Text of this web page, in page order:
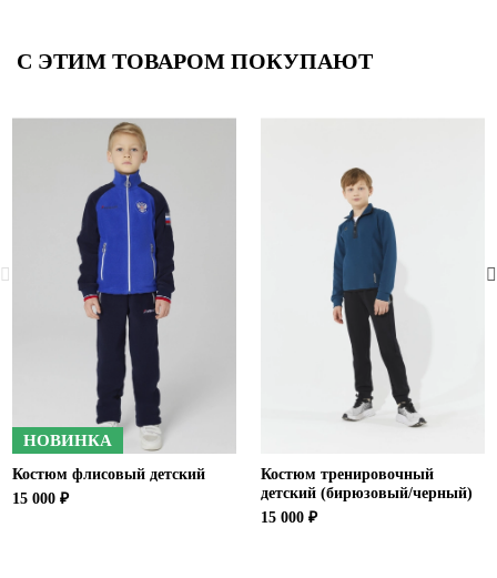
С ЭТИМ ТОВАРОМ ПОКУПАЮТ
НОВИНКА
Костюм флисовый детский
15 000 ₽
Костюм тренировочный
детский (бирюзовый/черный)
15 000 ₽